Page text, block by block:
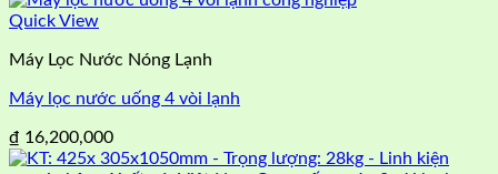
Quick View
Máy Lọc Nước Nóng Lạnh
Máy lọc nước uống 4 vòi lạnh
₫ 16,200,000